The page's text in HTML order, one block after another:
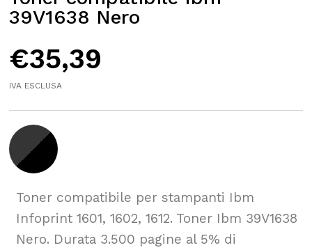
39V1638 Nero
€35,39
IVA ESCLUSA
Toner compatibile per stampanti Ibm
Infoprint 1601, 1602, 1612. Toner Ibm 39V1638
Nero. Durata 3.500 pagine al 5% di